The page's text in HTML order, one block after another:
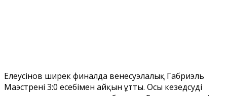
Елеусінов ширек финалда венесуэлалық Габриэль
Маэстрені 3:0 есебімен айқын ұтты. Осы кезедсуді